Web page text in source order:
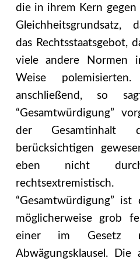
die in ihrem Kern
Gleichheitsgrundsatz,
das Rechtsstaatsgebot,
viele andere Normen
Weise
anschließend, so
“Gesamtwürdigung”
der Gesamtinhalt
berücksichtigen
eben nicht
“Gesamtwürdigung”
möglicherweise grob
einer im Gesetz
Abwägungsklausel.